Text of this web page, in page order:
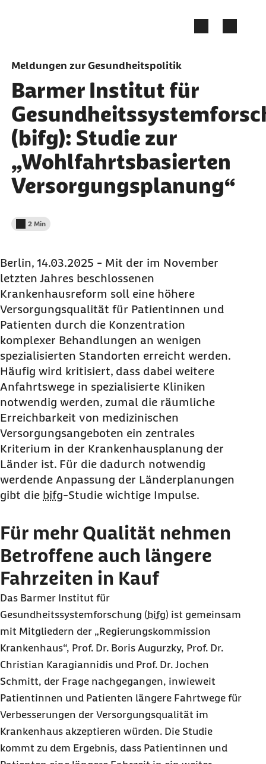
Meldungen zur Gesundheitspolitik
Barmer Institut für
(bifg): Studie zur
„Wohlfahrtsbasierten
Versorgungsplanung“
Lesedauer weniger als
2 Min
Berlin, 14.03.2025 - Mit der im November
letzten Jahres beschlossenen
Krankenhausreform soll eine höhere
Versorgungsqualität für Patientinnen und
Patienten durch die Konzentration
komplexer Behandlungen an wenigen
spezialisierten Standorten erreicht werden.
Häufig wird kritisiert, dass dabei weitere
Anfahrtswege in spezialisierte Kliniken
notwendig werden, zumal die räumliche
Erreichbarkeit von medizinischen
Versorgungsangeboten ein zentrales
Kriterium in der Krankenhausplanung der
Länder ist. Für die dadurch notwendig
werdende Anpassung der Länderplanungen
gibt die bifg-Studie wichtige Impulse.
Für mehr Qualität nehmen
Betroffene auch längere
Fahrzeiten in Kauf
Das Barmer Institut für
Gesundheitssystemforschung (bifg) ist gemeinsam
mit Mitgliedern der „Regierungskommission
Krankenhaus“, Prof. Dr. Boris Augurzky, Prof. Dr.
Christian Karagiannidis und Prof. Dr. Jochen
Schmitt, der Frage nachgegangen, inwieweit
Patientinnen und Patienten längere Fahrtwege für
Verbesserungen der Versorgungsqualität im
Krankenhaus akzeptieren würden. Die Studie
kommt zu dem Ergebnis, dass Patientinnen und